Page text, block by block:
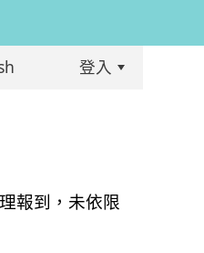
登入
報到，未依限